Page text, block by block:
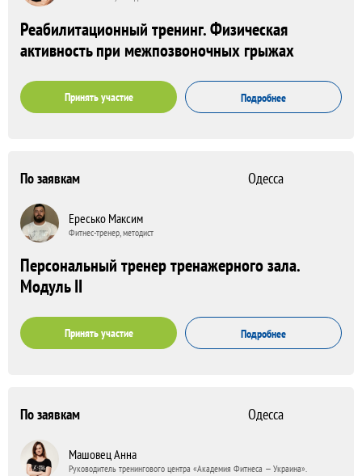
Реабилитационный тренинг. Физическая
активность при межпозвоночных грыжах
Принять участие Подробнее
По заявкам Одесса
Ересько Максим
Фитнес-тренер, методист
Персональный тренер тренажерного зала.
Модуль II
Принять участие Подробнее
По заявкам Одесса
Машовец Анна
Руководитель тренингового центра «Академия Фитнеса — Украина».